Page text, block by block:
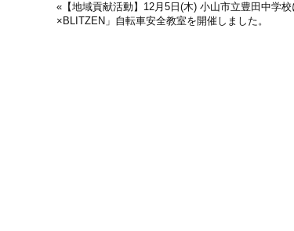
« 【地域貢献活動】12月5日(木) 小山市立豊田中学
×BLITZEN」自転車安全教室を開催しました。